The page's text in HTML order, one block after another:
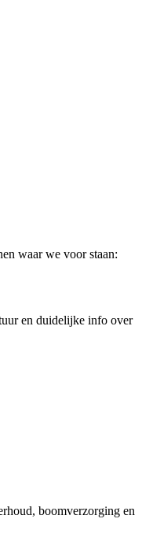
waar we voor staan:
en duidelijke info over
boomverzorging en